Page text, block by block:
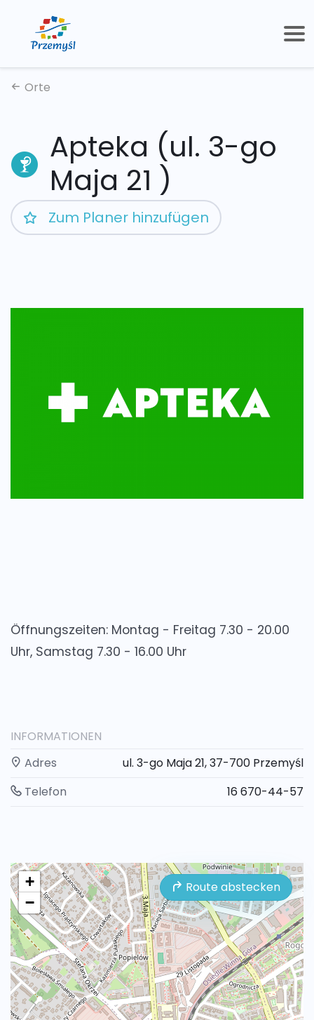
Orte
Apteka (ul. 3-go
Maja 21 )
Zum Planer hinzufügen
Öffnungszeiten: Montag - Freitag 7.30 - 20.00
Uhr, Samstag 7.30 - 16.00 Uhr
INFORMATIONEN
Adres
ul. 3-go Maja 21, 37-700 Przemyśl
Telefon
16 670-44-57
Route abstecken
+
−